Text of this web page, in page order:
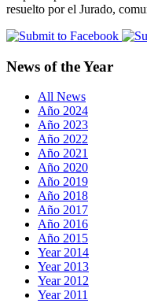
resuelto por el Jurado,
News of the Year
All News
Año 2024
Año 2023
Año 2022
Año 2021
Año 2020
Año 2019
Año 2018
Año 2017
Año 2016
Año 2015
Year 2014
Year 2013
Year 2012
Year 2011